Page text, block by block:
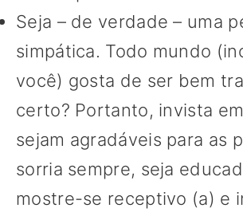
Seja – de verdade – uma
simpática. Todo mundo
você) gosta de ser bem
certo? Portanto, invista
sejam agradáveis para as
sorria sempre, seja
mostre-se receptivo (a) e